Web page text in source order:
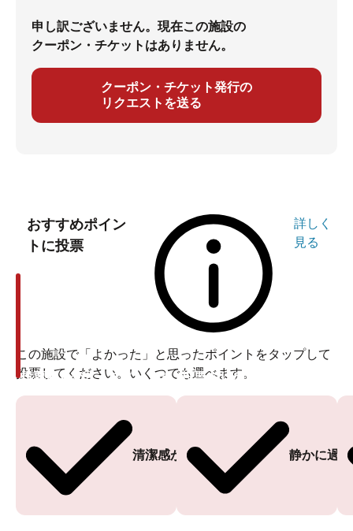
申し訳ございません。現在この施設の
クーポン・チケットはありません。
クーポン・チケット発行の
リクエストを送る
おすすめポイン
トに投票
詳しく
見る
この施設で「よかった」と思ったポイントをタップして
投票してください。いくつでも選べます。
清潔感がある
投票ありがとうございます
静かに過
投票ありがとうございます